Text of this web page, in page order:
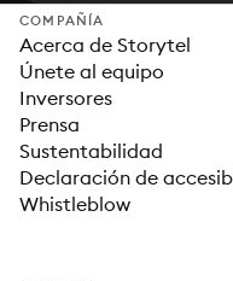
COMPAÑÍA
Acerca de Storytel
Únete al equipo
Inversores
Prensa
Sustentabilidad
Declaración de
Whistleblow